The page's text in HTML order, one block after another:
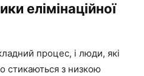
елімінаційної
процес, і люди, які
стикаються з низкою